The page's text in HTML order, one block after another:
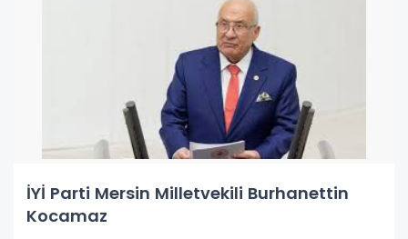
İYİ Parti Mersin Milletvekili Burhanettin
Kocamaz